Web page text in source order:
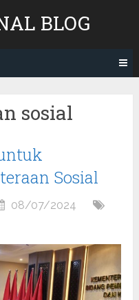
BLOG
sosial
Sosial
08/07/2024